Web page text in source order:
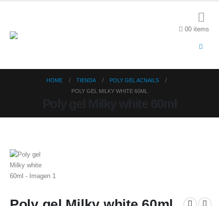
00 items
HOME TIENDA
POLY GEL ACNAILS
POLY GEL MILKY WHITE 60ML